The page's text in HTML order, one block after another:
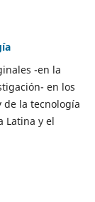
-en la
en los
de la tecnología
Latina y el